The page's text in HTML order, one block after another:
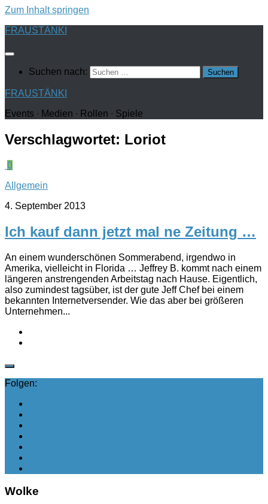
Zum Inhalt springen
FRAUSTÄNKI
Suchen nach:
FRAUSTÄNKI
Events ∙ Medien ∙ Rollen ∙ Spiele
Verschlagwortet: Loriot
0
Allgemein
4. September 2013
Ich kauf dann jetzt mal ne Zeitung …
An einem wunderschönen Sommerabend, irgendwo in
Amerika, vielleicht in Florida … Jeffrey B. kommt nach einem
längeren anstrengenden Arbeitstag nach Hause. Eigentlich,
also zumindest tagsüber, ist der gute Jeff Chef bei einem
bekannten Internetversender. Wie das aber bei größeren
Unternehmen...
Folgen:
Wolke